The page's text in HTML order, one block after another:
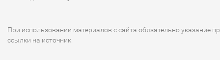
При использовании материалов с сайта обязательно указание
ссылки на источник.